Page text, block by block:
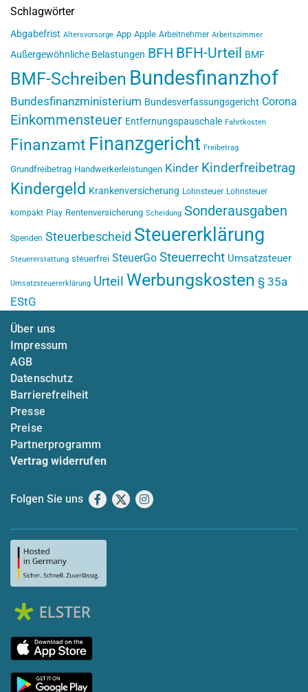
Schlagwörter
Abgabefrist Altersvorsorge App Apple Arbeitnehmer Arbeitszimmer
Außergewöhnliche Belastungen BFH BFH-Urteil BMF
BMF-Schreiben Bundesfinanzhof
Bundesfinanzministerium Bundesverfassungsgericht Corona
Einkommensteuer Entfernungspauschale Fahrtkosten
Finanzamt Finanzgericht Freibetrag
Grundfreibetrag Handwerkerleistungen Kinder Kinderfreibetrag
Kindergeld Krankenversicherung Lohnsteuer Lohnsteuer
kompakt Play Rentenversicherung Scheidung Sonderausgaben
Spenden Steuerbescheid Steuererklärung
Steuererstattung steuerfrei SteuerGo Steuerrecht Umsatzsteuer
Umsatzsteuererklärung Urteil Werbungskosten § 35a
EStG
Über uns
Impressum
AGB
Datenschutz
Barrierefreiheit
Presse
Preise
Partnerprogramm
Vertrag widerrufen
Folgen Sie uns Facebook
X Instagram